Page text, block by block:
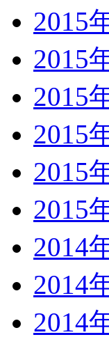
2015
2015
2015
2015
2015
2015
2014
2014
2014